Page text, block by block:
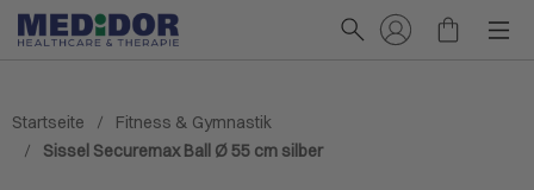
Startseite
Fitness & Gymnastik
Sissel Securemax Ball Ø 55 cm silber